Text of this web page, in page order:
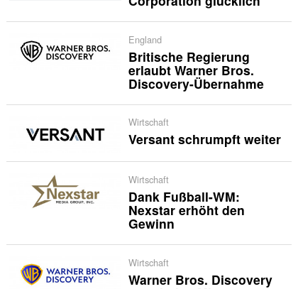
England
Britische Regierung
erlaubt Warner Bros.
Discovery-Übernahme
Wirtschaft
Versant schrumpft weiter
Wirtschaft
Dank Fußball-WM:
Nexstar erhöht den
Gewinn
Wirtschaft
Warner Bros. Discovery